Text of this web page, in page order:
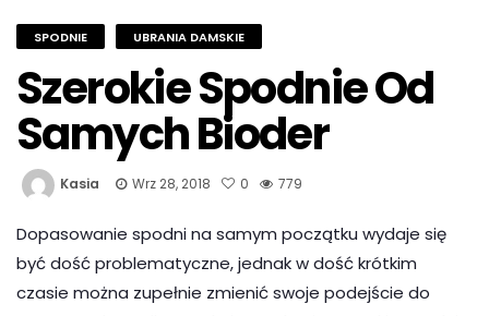
SPODNIE UBRANIA DAMSKIE
Szerokie Spodnie Od
Samych Bioder
Kasia Wrz 28, 2018 0 779
Dopasowanie spodni na samym początku wydaje się
być dość problematyczne, jednak w dość krótkim
czasie można zupełnie zmienić swoje podejście do